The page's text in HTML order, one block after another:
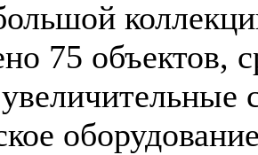
75 объектов,